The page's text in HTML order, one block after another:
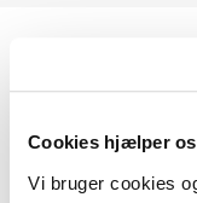
Cookies hjælper
Vi bruger cookies
Geopolitik